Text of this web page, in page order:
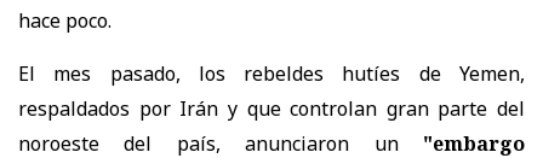
hace poco.
El mes pasado, los rebeldes hutíes de Yemen,
respaldados por Irán y que controlan gran parte del
noroeste del país, anunciaron un"embargo